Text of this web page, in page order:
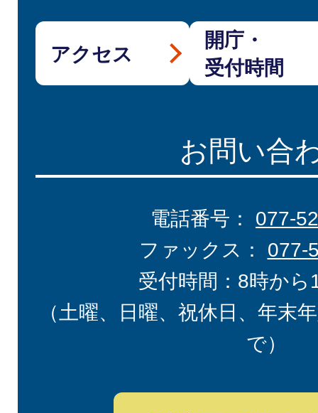
アクセス
開庁・
受付時間
お問い合
電話番号： 077-
ファックス： 077-
受付時間：8時から
（土曜、日曜、祝休日、年末
で）